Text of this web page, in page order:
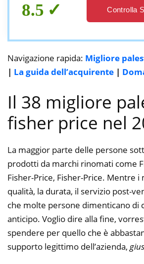
8.5 Controlla
Navigazione rapida: Migliore
| La guida dell’acquirente |
Il 38 migliore
fisher price nel
La maggior parte delle persone
prodotti da marchi rinomati come
Fisher-Price, Fisher-Price. Mentre i
qualità, la durata, il servizio post-
che molte persone dimenticano di
anticipo. Voglio dire alla fine,
spendere per quello che è
supporto legittimo dell’azienda,